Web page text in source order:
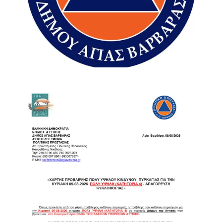
«Ό,τι μπορούσαμε κάναμε», σημείωσε χαρακτηριστικά,
καταφύγια που χρειάζονταν υποστήριξη.